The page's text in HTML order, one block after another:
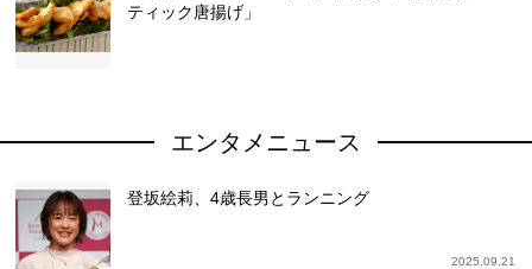
ティック唐揚げ」
エンタメニュース
登坂絵莉、4歳長男とランニング
2025.09.21